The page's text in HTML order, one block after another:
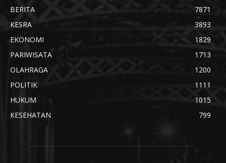
BERITA
7871
KESRA
3893
EKONOMI
1829
PARIWISATA
1713
OLAHRAGA
1200
POLITIK
1111
HUKUM
1015
KESEHATAN
799